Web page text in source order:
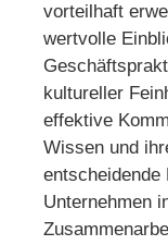
vorteilhaft
wertvolle
kultureller
effektive
Wissen und
entscheidende
Unternehmen